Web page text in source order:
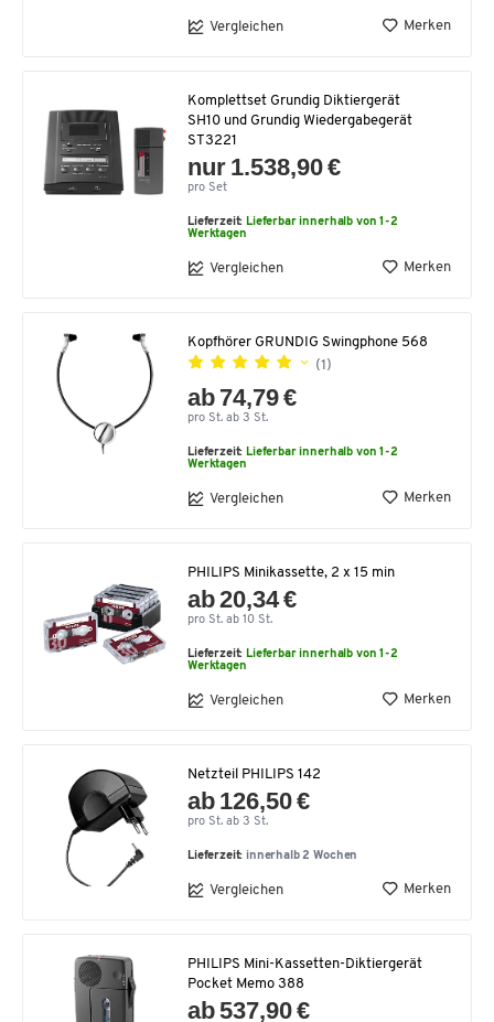
Vergleichen Merken
Komplettset Grundig Diktiergerät
SH10 und Grundig Wiedergabegerät
ST3221
nur 1.538,90 €
pro Set
Lieferzeit: Lieferbar innerhalb von 1-2
Werktagen
Vergleichen Merken
Kopfhörer GRUNDIG Swingphone 568
(1)
ab 74,79 €
pro St. ab 3 St.
Lieferzeit: Lieferbar innerhalb von 1-2
Werktagen
Vergleichen Merken
PHILIPS Minikassette, 2 x 15 min
ab 20,34 €
pro St. ab 10 St.
Lieferzeit: Lieferbar innerhalb von 1-2
Werktagen
Vergleichen Merken
Netzteil PHILIPS 142
ab 126,50 €
pro St. ab 3 St.
Lieferzeit: innerhalb 2 Wochen
Vergleichen Merken
PHILIPS Mini-Kassetten-Diktiergerät
Pocket Memo 388
ab 537,90 €